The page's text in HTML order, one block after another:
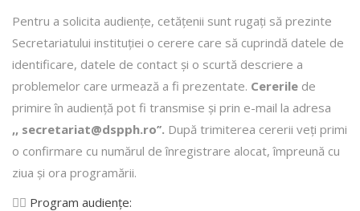
Pentru a solicita audienţe, cetăţenii sunt rugaţi să prezinte
Secretariatului instituției o cerere care să cuprindă datele de
identificare, datele de contact şi o scurtă descriere a
problemelor care urmează a fi prezentate. Cererile de
primire în audienţă pot fi transmise şi prin e-mail la adresa
,, secretariat@dspph.ro’’. După trimiterea cererii veţi primi
o confirmare cu numărul de înregistrare alocat, împreună cu
ziua şi ora programării.
👩‍⚕️ Program audiențe: